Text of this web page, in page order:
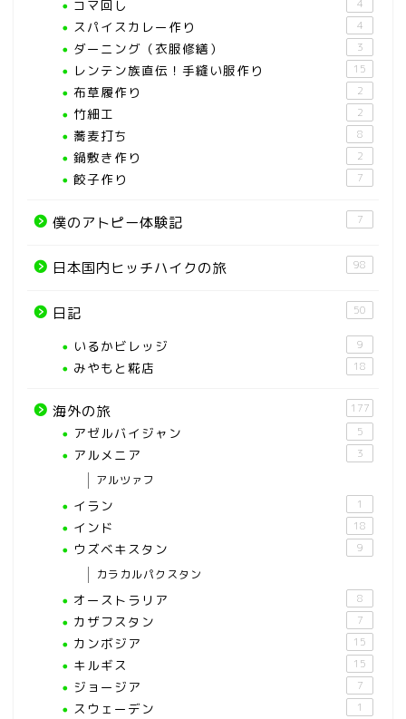
コマ回し 4
スパイスカレー作り 4
ダーニング（衣服修繕） 3
レンテン族直伝！手縫い服作り 15
布草履作り 2
竹細工 2
蕎麦打ち 8
鍋敷き作り 2
餃子作り 7
僕のアトピー体験記 7
日本国内ヒッチハイクの旅 98
日記 50
いるかビレッジ 9
みやもと糀店 18
海外の旅 177
アゼルバイジャン 5
アルメニア 3
アルツァフ
イラン 1
インド 18
ウズベキスタン 9
カラカルパクスタン
オーストラリア 8
カザフスタン 7
カンボジア 15
キルギス 15
ジョージア 7
スウェーデン 1